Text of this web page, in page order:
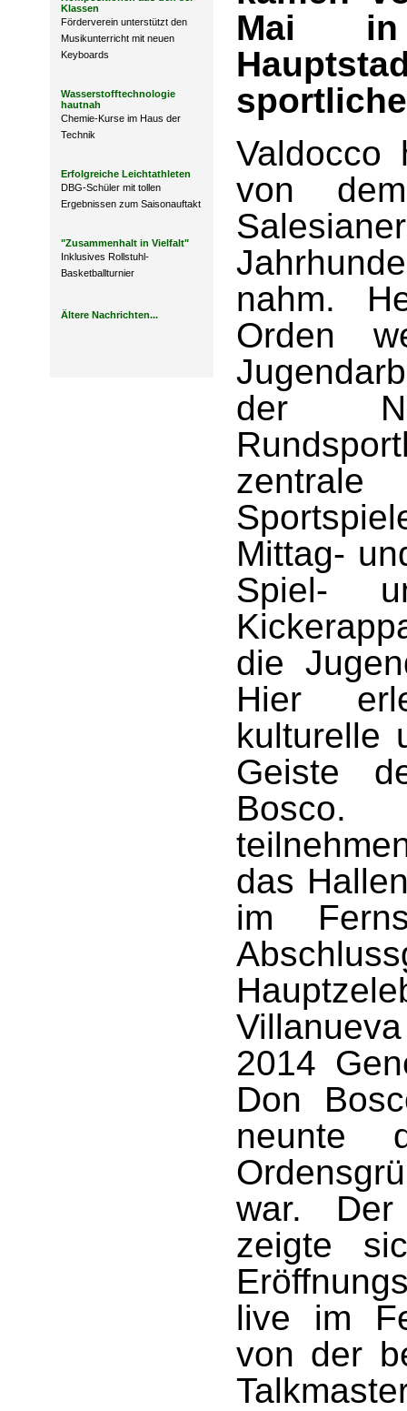
Klassen
Förderverein unterstützt den
Musikunterricht mit neuen
Keyboards
Wasserstofftechnologie
hautnah
Chemie-Kurse im Haus der
Technik
Erfolgreiche Leichtathleten
DBG-Schüler mit tollen
Ergebnissen zum Saisonauftakt
"Zusammenhalt in Vielfalt"
Inklusives Rollstuhl-
Basketballturnier
Ältere Nachrichten...
Mai in
Valdocco
von
nahm.
Orden
der
Mittag-
Spiel-
die
Hier
kulturelle
Geiste
das
im
2014
Don
neunte
war.
zeigte
live im
von der